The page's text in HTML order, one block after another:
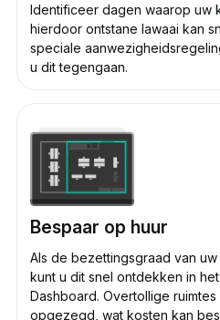
Identificeer dagen waarop uw
hierdoor ontstane lawaai kan
speciale
u dit tegengaan.
Bespaar op huur
Als de bezettingsgraad van uw
kunt u dit snel ontdekken in het
Dashboard. Overtollige
opgezegd, wat kosten kan